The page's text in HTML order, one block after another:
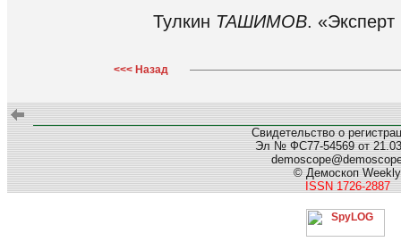
Тулкин ТАШИМОВ. «Эксперт
<<< Назад
Свидетельство о
Эл № ФС77-54569 от
© Демоскоп Weekly
ISSN 1726-2887